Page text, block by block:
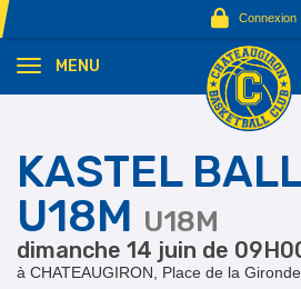
Connexion
MENU
KASTEL
U18M U18M
dimanche 14 juin de
à CHATEAUGIRON, Place de la Gironde
Panneau de gestion des cookies